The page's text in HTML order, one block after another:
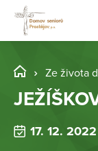
Ze života
17. 12. 2022